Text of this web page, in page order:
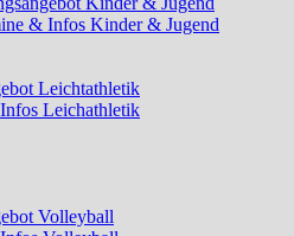
& Infos Kinder & Jugend
Leichtathletik
Leichathletik
Volleyball